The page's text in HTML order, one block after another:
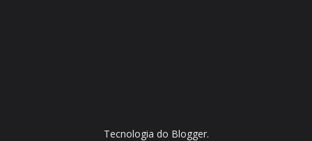
Tecnologia do Blogger.